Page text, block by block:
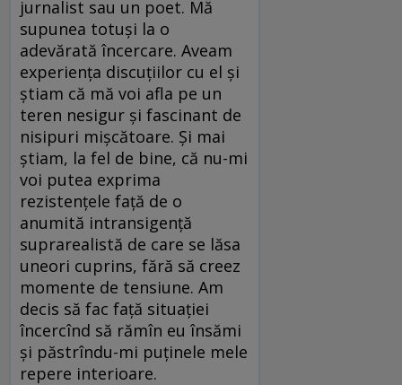
jurnalist sau un poet. Mă
supunea totuşi la o
adevărată încercare. Aveam
experienţa discuţiilor cu el şi
ştiam că mă voi afla pe un
teren nesigur şi fascinant de
nisipuri mişcătoare. Şi mai
ştiam, la fel de bine, că nu-mi
voi putea exprima
rezistenţele faţă de o
anumită intransigenţă
suprarealistă de care se lăsa
uneori cuprins, fără să creez
momente de tensiune. Am
decis să fac faţă situaţiei
încercînd să rămîn eu însămi
şi păstrîndu-mi puţinele mele
repere interioare.